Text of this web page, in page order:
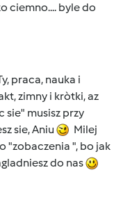
ciemno.... byle do
praca, nauka i
zimny i kròtki, az
sie" musisz przy
sie, Aniu
Milej
"zobaczenia ", bo jak
do nas